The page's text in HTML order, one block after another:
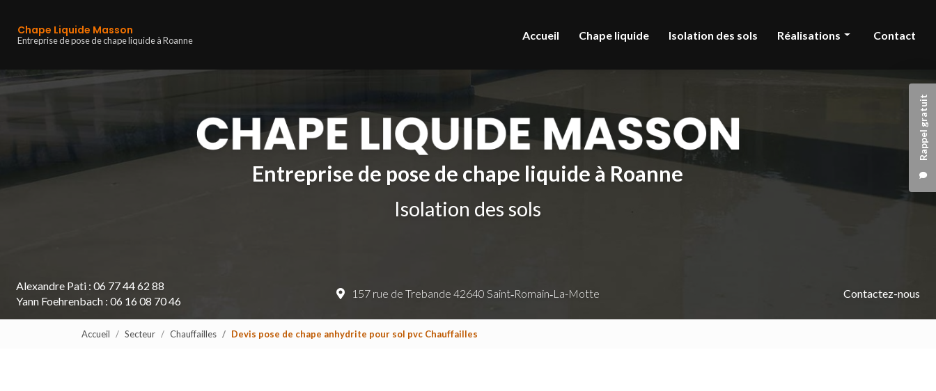
contenu
Chape Liquide Masson
Entreprise de pose de chape liquide à Roanne
Rappel gratuit
Accueil Chape liquide Isolation des sols Réalisations Contact
Entreprise de pose de chape liquide à Roanne
Isolation des sols
Alexandre Pati : 06 77 44 62 88
Yann Foehrenbach : 06 16 08 70 46
157 rue de Trebande 42640 Saint‑Romain‑La-Motte Contactez-nous
Accueil Secteur Chauffailles Devis pose de chape anhydrite pour sol pvc Chauffailles